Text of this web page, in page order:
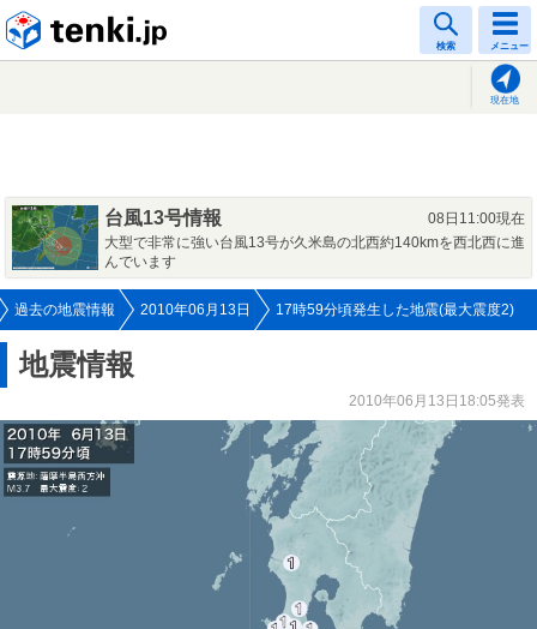
検索 メニュー
現在地
台風13号情報
08日11:00現在
大型で非常に強い台風13号が久米島の北西約140kmを西北西に進
んでいます
過去の地震情報 2010年06月13日 17時59分頃発生した地震(最大震度2)
地震情報
2010年06月13日18:05発表